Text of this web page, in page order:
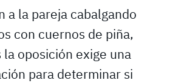
a la pareja cabalgando
con cuernos de piña,
la oposición exige una
para determinar si